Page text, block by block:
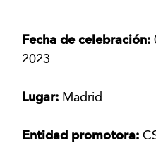
Fecha de celebración:
2023
Lugar: Madrid
Entidad promotora: